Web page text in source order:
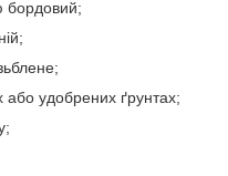
бордовий;
або удобрених ґрунтах;